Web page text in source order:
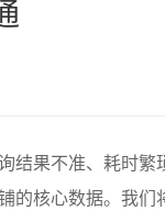
结果不准、耗时繁
的核心数据。我们